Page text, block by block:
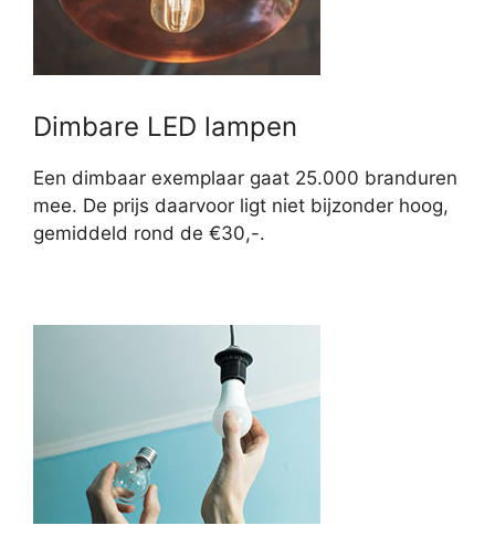
Dimbare LED lampen
Een dimbaar exemplaar gaat 25.000 branduren
mee. De prijs daarvoor ligt niet bijzonder hoog,
gemiddeld rond de €30,-.